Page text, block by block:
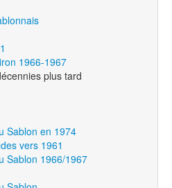
1966-1967
plus tard
Sablon en 1974
vers 1961
Sablon 1966/1967